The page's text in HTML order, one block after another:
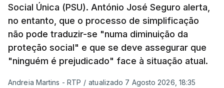
Social Única (PSU). António José Seguro alerta,
no entanto, que o processo de simplificação
não pode traduzir-se "numa diminuição da
proteção social" e que se deve assegurar que
"ninguém é prejudicado" face à situação atual.
Andreia Martins - RTP / atualizado 7 Agosto 2026, 18:35